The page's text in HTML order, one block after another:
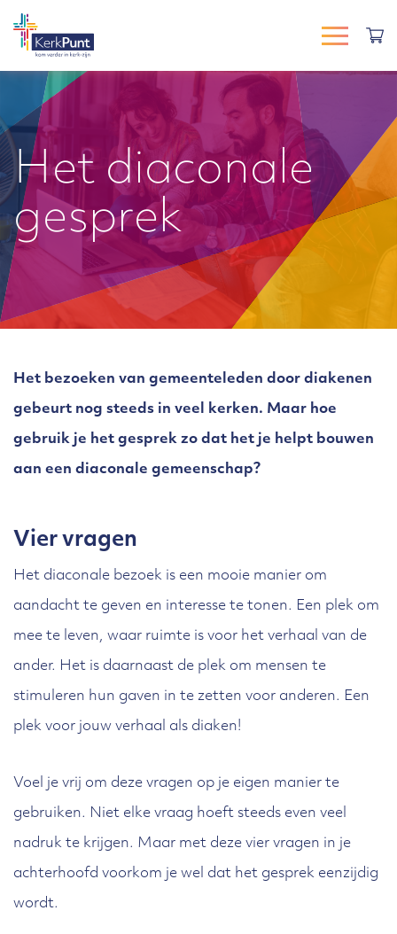
Het diaconale
gesprek
Het bezoeken van gemeenteleden door diakenen
gebeurt nog steeds in veel kerken. Maar hoe
gebruik je het gesprek zo dat het je helpt bouwen
aan een diaconale gemeenschap?
Vier vragen
Het diaconale bezoek is een mooie manier om
aandacht te geven en interesse te tonen. Een plek om
mee te leven, waar ruimte is voor het verhaal van de
ander. Het is daarnaast de plek om mensen te
stimuleren hun gaven in te zetten voor anderen. Een
plek voor jouw verhaal als diaken!
Voel je vrij om deze vragen op je eigen manier te
gebruiken. Niet elke vraag hoeft steeds even veel
nadruk te krijgen. Maar met deze vier vragen in je
achterhoofd voorkom je wel dat het gesprek eenzijdig
wordt.